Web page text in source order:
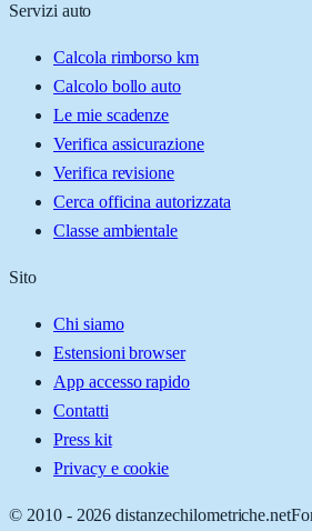
Servizi auto
Calcola rimborso km
Calcolo bollo auto
Le mie scadenze
Verifica assicurazione
Verifica revisione
Cerca officina autorizzata
Classe ambientale
Sito
Chi siamo
Estensioni browser
App accesso rapido
Contatti
Press kit
Privacy e cookie
© 2010 - 2026 distanzechilometriche.net